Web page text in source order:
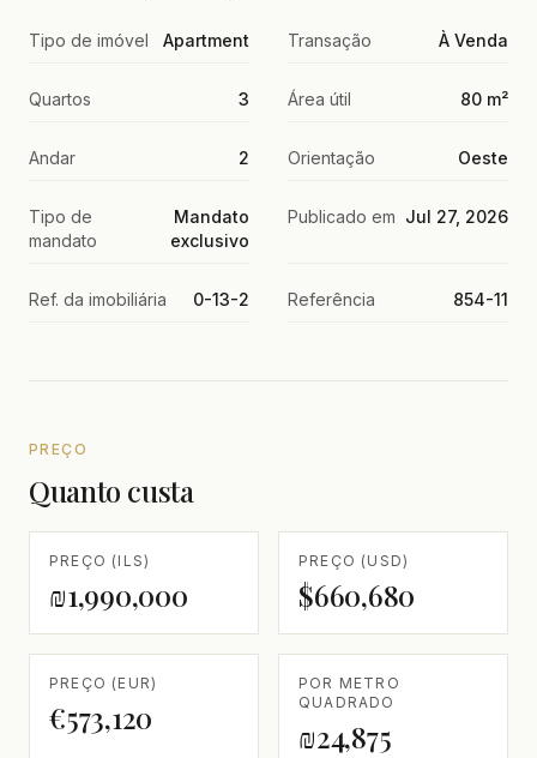
Tipo de imóvel Apartment Transação À Venda
Quartos 3 Área útil 80 m²
Andar 2 Orientação Oeste
Tipo de
mandato
Mandato
exclusivo
Publicado em Jul 27, 2026
Ref. da imobiliária 0-13-2 Referência 854-11
PREÇO
Quanto custa
PREÇO (ILS)
₪1,990,000
PREÇO (USD)
$660,680
PREÇO (EUR)
€573,120
POR METRO
QUADRADO
₪24,875